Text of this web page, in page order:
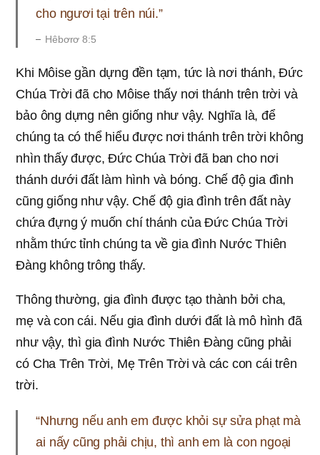
cho ngươi tại trên núi.”
Hêbơrơ 8:5
Khi Môise gần dựng đền tạm, tức là nơi thánh, Đức
Chúa Trời đã cho Môise thấy nơi thánh trên trời và
bảo ông dựng nên giống như vậy. Nghĩa là, để
chúng ta có thể hiểu được nơi thánh trên trời không
nhìn thấy được, Đức Chúa Trời đã ban cho nơi
thánh dưới đất làm hình và bóng. Chế độ gia đình
cũng giống như vậy. Chế độ gia đình trên đất này
chứa đựng ý muốn chí thánh của Đức Chúa Trời
nhằm thức tỉnh chúng ta về gia đình Nước Thiên
Đàng không trông thấy.
Thông thường, gia đình được tạo thành bởi cha,
mẹ và con cái. Nếu gia đình dưới đất là mô hình đã
như vậy, thì gia đình Nước Thiên Đàng cũng phải
có Cha Trên Trời, Mẹ Trên Trời và các con cái trên
trời.
“Nhưng nếu anh em được khỏi sự sửa phạt mà
ai nấy cũng phải chịu, thì anh em là con ngoại